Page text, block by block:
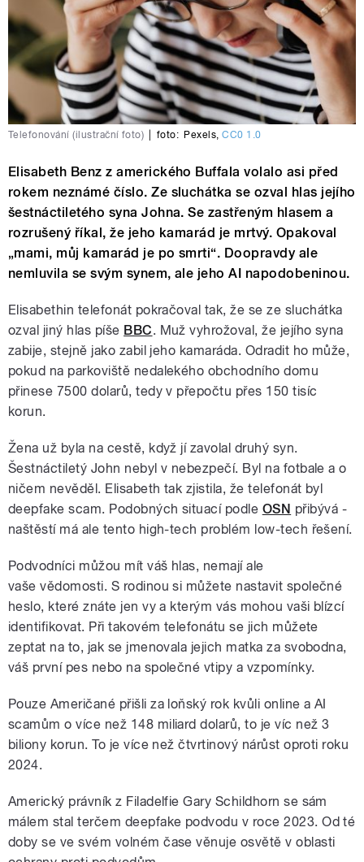
Telefonování (ilustrační foto) foto: Pexels ,CC0 1.0
Elisabeth Benz z amerického Buffala volalo asi před
rokem neznámé číslo. Ze sluchátka se ozval hlas jejího
šestnáctiletého syna Johna. Se zastřeným hlasem a
rozrušený říkal, že jeho kamarád je mrtvý. Opakoval
„mami, můj kamarád je po smrti“. Doopravdy ale
nemluvila se svým synem, ale jeho AI napodobeninou.
Elisabethin telefonát pokračoval tak, že se ze sluchátka
ozval jiný hlas píše BBC. Muž vyhrožoval, že jejího syna
zabije, stejně jako zabil jeho kamaráda. Odradit ho může,
pokud na parkoviště nedalekého obchodního domu
přinese 7500 dolarů, tedy v přepočtu přes 150 tisíc
korun.
Žena už byla na cestě, když jí zavolal druhý syn.
Šestnáctiletý John nebyl v nebezpečí. Byl na fotbale a o
ničem nevěděl. Elisabeth tak zjistila, že telefonát byl
deepfake scam. Podobných situací podle OSN přibývá -
naštěstí má ale tento high-tech problém low-tech řešení.
Podvodníci můžou mít váš hlas, nemají ale
vaše vědomosti. S rodinou si můžete nastavit společné
heslo, které znáte jen vy a kterým vás mohou vaši blízcí
identifikovat. Při takovém telefonátu se jich můžete
zeptat na to, jak se jmenovala jejich matka za svobodna,
váš první pes nebo na společné vtipy a vzpomínky.
Pouze Američané přišli za loňský rok kvůli online a AI
scamům o více než 148 miliard dolarů, to je víc než 3
biliony korun. To je více než čtvrtinový nárůst oproti roku
2024.
Americký právník z Filadelfie Gary Schildhorn se sám
málem stal terčem deepfake podvodu v roce 2023. Od té
doby se ve svém volném čase věnuje osvětě v oblasti